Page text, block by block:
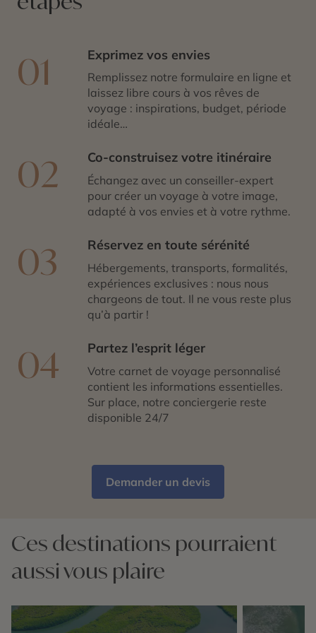
les grandes étendues d’eau, les oiseaux y donnent leur
01 Exprimez vos envies
Remplissez notre formulaire en ligne et
laissez libre cours à vos rêves de
voyage : inspirations, budget, période
idéale…
02 Co-construisez votre itinéraire
Échangez avec un conseiller-expert
pour créer un voyage à votre image,
adapté à vos envies et à votre rythme.
03 Réservez en toute sérénité
Hébergements, transports, formalités,
expériences exclusives : nous nous
chargeons de tout. Il ne vous reste plus
qu’à partir !
04 Partez l’esprit léger
Votre carnet de voyage personnalisé
contient les informations essentielles.
Sur place, notre conciergerie reste
disponible 24/7
Demander un devis
Ces destinations pourraient
aussi vous plaire